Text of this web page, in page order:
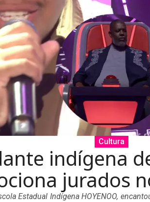
Cultura
indígena
jurados
Estadual Indígena HOYENOO,